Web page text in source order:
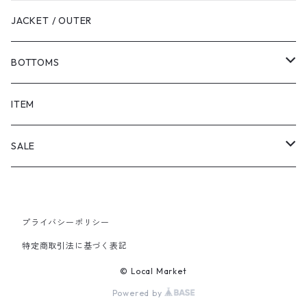
JACKET / OUTER
BOTTOMS
SHORTS
PANTS
ITEM
SALE
PANTS
プライバシーポリシー
特定商取引法に基づく表記
© Local Market
Powered by